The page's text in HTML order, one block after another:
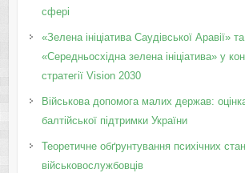
сфері
«Зелена ініціатива Саудівської Аравії» та
«Середньосхідна зелена ініціатива» у
стратегії Vision 2030
Військова допомога малих держав:
балтійської підтримки України
Теоретичне обґрунтування психічних
військовослужбовців